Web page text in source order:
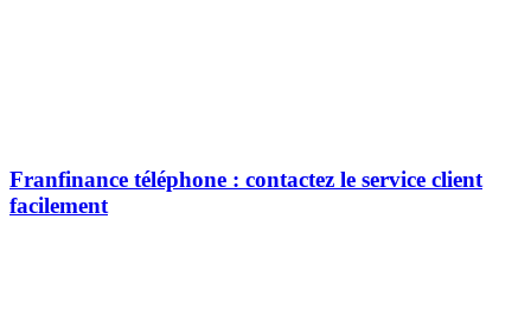
Franfinance téléphone : contactez le service client
facilement